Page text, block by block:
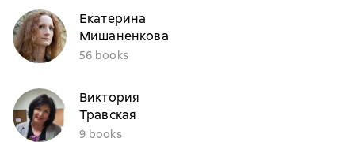
Екатерина
Мишаненкова
56 books
Виктория
Травская
9 books